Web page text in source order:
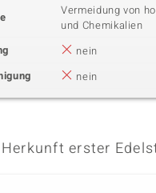
Herkunft
Vermeidung von
und Chemikalien
nein
nein
Herkunft erster